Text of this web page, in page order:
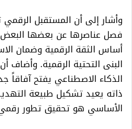
وأشار إلى أن المستقبل
فصل عناصرها عن بعضها
أساس الثقة الرقمية وضمان
البنى التحتية الرقمية.
الذكاء الاصطناعي يفتح آفاقاً
ذاته يعيد تشكيل طبيعة
الأساسي هو تحقيق تطور